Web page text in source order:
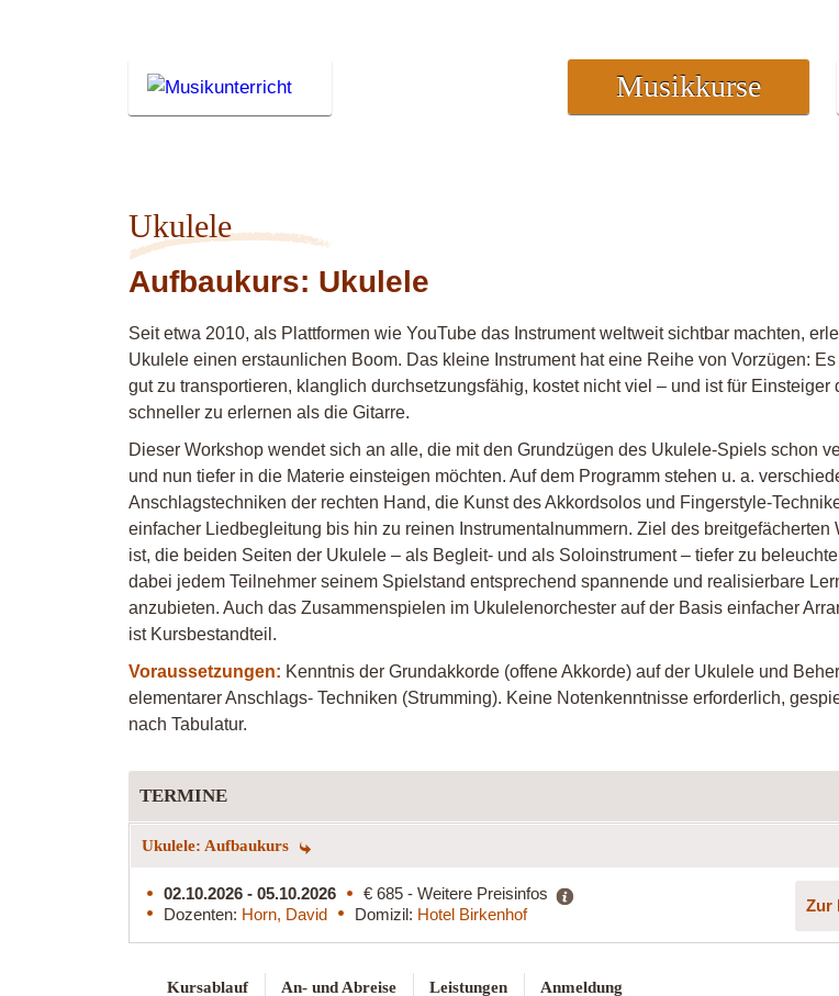
Musikkurse
Ukulele
Aufbaukurs: Ukulele
Seit etwa 2010, als Plattformen wie YouTube das Instrument weltweit sichtbar machten,
Ukulele einen erstaunlichen Boom. Das kleine Instrument hat eine Reihe von Vorzügen: Es
gut zu transportieren, klanglich durchsetzungsfähig, kostet nicht viel – und ist für Einsteiger
schneller zu erlernen als die Gitarre.
Dieser Workshop wendet sich an alle, die mit den Grundzügen des Ukulele-Spiels schon
und nun tiefer in die Materie einsteigen möchten. Auf dem Programm stehen u. a.
Anschlagstechniken der rechten Hand, die Kunst des Akkordsolos und Fingerstyle-
einfacher Liedbegleitung bis hin zu reinen Instrumentalnummern. Ziel des breitgefächerten
ist, die beiden Seiten der Ukulele – als Begleit- und als Soloinstrument – tiefer zu
dabei jedem Teilnehmer seinem Spielstand entsprechend spannende und realisierbare
anzubieten. Auch das Zusammenspielen im Ukulelenorchester auf der Basis einfacher
ist Kursbestandteil.
Voraussetzungen: Kenntnis der Grundakkorde (offene Akkorde) auf der Ukulele und
elementarer Anschlags- Techniken (Strumming). Keine Notenkenntnisse erforderlich,
nach Tabulatur.
TERMINE
Ukulele: Aufbaukurs
02.10.2026 - 05.10.2026
€ 685 - Weitere Preisinfos
Dozenten: Horn, David Domizil: Hotel Birkenhof Zur
Kursablauf An- und Abreise Leistungen Anmeldung